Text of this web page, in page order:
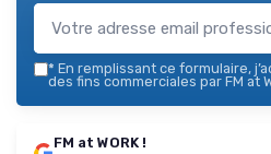
* En remplissant ce formulaire,
des fins commerciales par FM at
FM at WORK !